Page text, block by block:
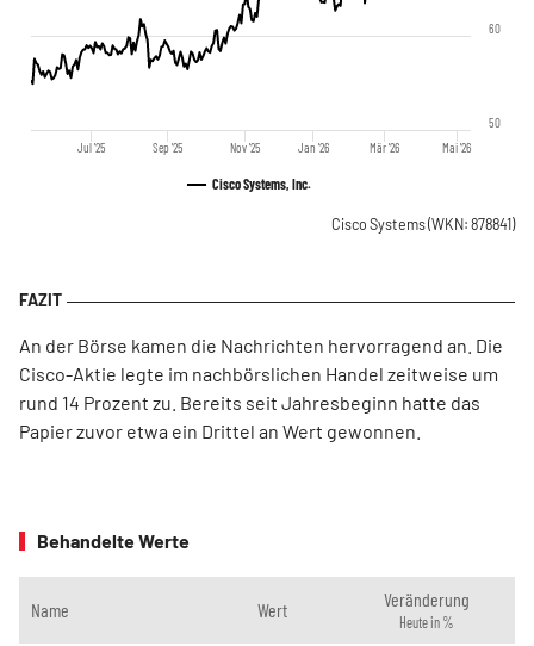
Cisco Systems, Inc.
Jul '25 Sep '25 Nov '25 Jan '26 Mär '26 Mai '26
50
60
Cisco Systems(WKN: 878841)
An der Börse kamen die Nachrichten hervorragend an. Die
Cisco-Aktie legte im nachbörslichen Handel zeitweise um
rund 14 Prozent zu. Bereits seit Jahresbeginn hatte das
Papier zuvor etwa ein Drittel an Wert gewonnen.
Behandelte Werte
Name Wert Veränderung
Heute in %